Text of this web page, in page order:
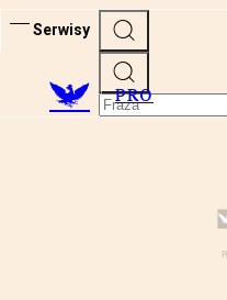
Serwisy
PRO